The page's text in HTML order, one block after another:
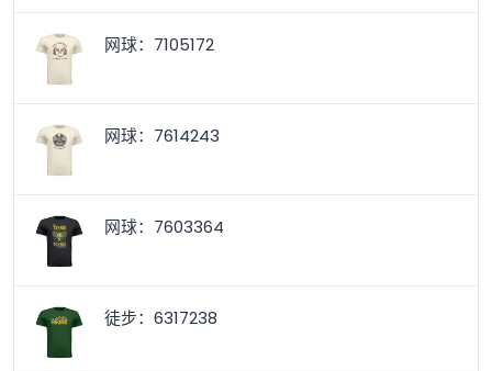
网球：7105172
网球：7614243
网球：7603364
徒步：6317238